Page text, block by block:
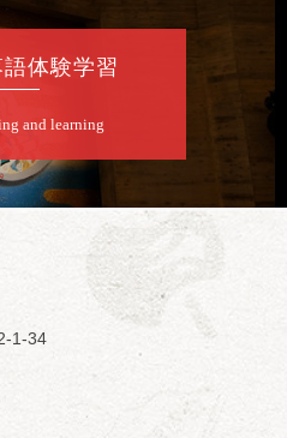
奮闘落語会 八月席
勇助」「植木屋娘」ほか一席
一番」
当日2,500円
朗落語会事務局 090-8126-
配信あり
配信の
をクリック
（火）
太郎／桂かい枝※／けんたと
体験学習
and learning
1-34